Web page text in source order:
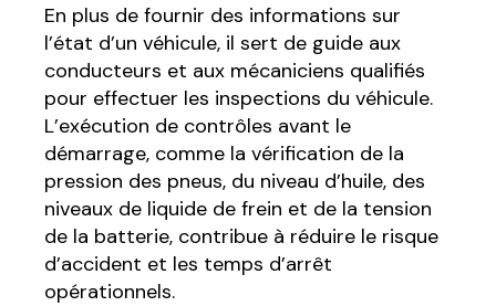
En plus de fournir des informations sur
l’état d’un véhicule, il sert de guide aux
conducteurs et aux mécaniciens qualifiés
pour effectuer les inspections du véhicule.
L’exécution de contrôles avant le
démarrage, comme la vérification de la
pression des pneus, du niveau d’huile, des
niveaux de liquide de frein et de la tension
de la batterie, contribue à réduire le risque
d’accident et les temps d’arrêt
opérationnels.